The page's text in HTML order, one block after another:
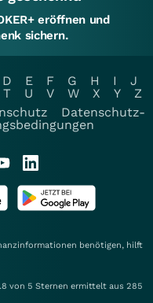
eröffnen und
sichern.
D E F G H I
J
T U V W X Y
Z
Datenschutz-
benötigen, hilft
von 5 Sternen ermittelt aus 285